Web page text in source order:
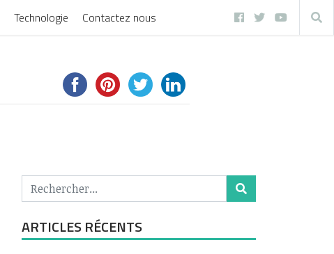
Technologie Contactez nous
ARTICLES RÉCENTS